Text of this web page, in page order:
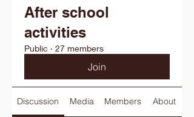
After school
activities
Public · 27 members
Join
Discussion Media Members About